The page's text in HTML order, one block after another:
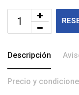
Descripción
Precio y